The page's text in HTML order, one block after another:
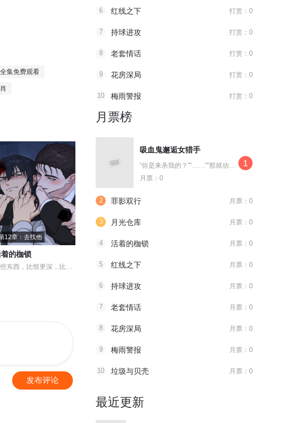
集免费观看
12章：去找他
的枷锁
有些东西，比恨更深，比爱更脏。他们彼此是对方唯一的同类，也是唯一能掐灭 “凌晨四点的球场很安静，安静到听不见战术指令以外的任何声音。”可赵成宇
发布评论
6 红线之下 打赏：0
7 持球进攻 打赏：0
8 老套情话 打赏：0
9 花房深局 打赏：0
10 梅雨警报 打赏：0
月票榜
吸血鬼邂逅女猎手
“你是来杀我的？”“……”“那就动手。”他摊开手，露出脖颈，“可你的刀
月票：0
1
2 罪影双行 月票：0
3 月光仓库 月票：0
4 活着的枷锁 月票：0
5 红线之下 月票：0
6 持球进攻 月票：0
7 老套情话 月票：0
8 花房深局 月票：0
9 梅雨警报 月票：0
10 垃圾与贝壳 月票：0
最近更新